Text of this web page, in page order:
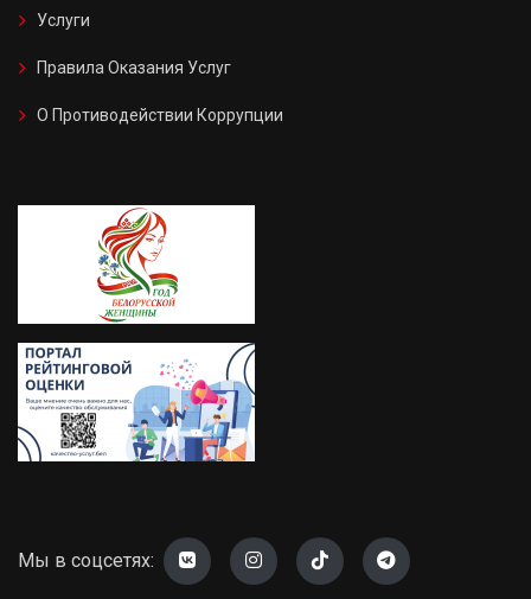
Услуги
Правила Оказания Услуг
О Противодействии Коррупции
Мы в соцсетях: